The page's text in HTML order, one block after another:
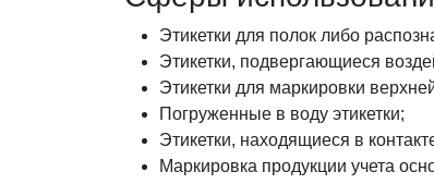
Этикетки для полок либо
Этикетки, подвергающиеся
Этикетки для маркировки
Погруженные в воду этикетки;
Этикетки, находящиеся в
Маркировка продукции учета